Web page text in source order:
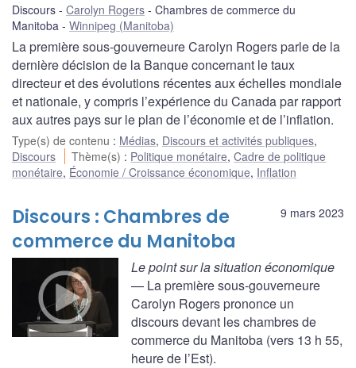
Discours Carolyn Rogers
Chambres de commerce du
Manitoba
Winnipeg (Manitoba)
La première sous-gouverneure Carolyn Rogers parle de la
dernière décision de la Banque concernant le taux
directeur et des évolutions récentes aux échelles mondiale
et nationale, y compris l’expérience du Canada par rapport
aux autres pays sur le plan de l’économie et de l’inflation.
Type(s) de contenu : Médias, Discours et activités publiques,
Discours
Thème(s) : Politique monétaire,Cadre de politique
monétaire, Économie / Croissance économique, Inflation
9 mars 2023
Discours : Chambres de
commerce du Manitoba
Le point sur la situation économique
— La première sous-gouverneure
Carolyn Rogers prononce un
discours devant les chambres de
commerce du Manitoba (vers 13 h 55,
heure de l’Est).